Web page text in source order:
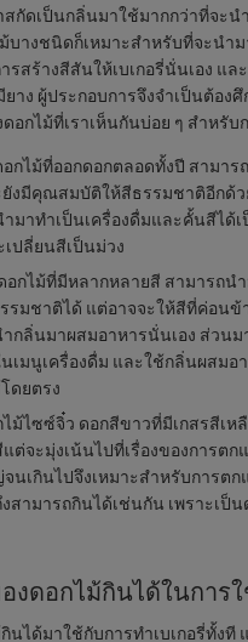
กัดเป็นกลิ่นมาใช้มากกว่าที่จะน
ม้บางชนิดก็เหมาะสำหรับที่จะนำ
รสร้างสีสันให้เบเกอรี่นั่นเอง แ
าง ผู้ประกอบการจึงจำเป็นต้อง
อกไม้ที่เราเห็นกันบ่อย ๆ สำหรับ
อกไม้ที่ออกดอกตลอดทั้งปี สามาร
ยังมีคุณสมบัติให้สีธรรมชาติอีกด้
มาทำเป็นเครื่องดื่มและคั้นสีได้เ
เปลี่ยนสีเป็นม่วง
อกไม้ที่มีหลากหลายสี สามารถน
รมชาติได้ แต่อาจจะให้สีที่ค่อนข้
กลิ่นมาผสมอาหารนั่นเอง ส่วนม
เมนูเครื่องดื่ม และใช้กลิ่นผสมอ
ดยตรง
ไม้ไซซ์จิ๋ว ดอกสีขาวที่มีเกสรสีเห
แต่จะมุ่งเน้นไปที่เรื่องของการต
นเกินไปจึงเหมาะสำหรับการตก
สามารถกินได้เช่นกัน เพราะเป็
งดอกไม้กินได้ในการใ
นได้มาใช้กับการทำเบเกอรี่ทั้งที